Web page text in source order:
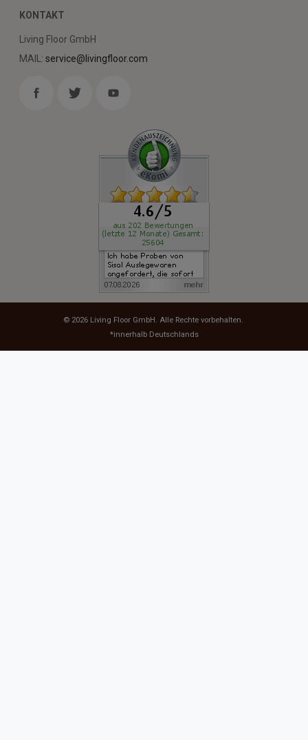
KONTAKT
Living Floor GmbH
MAIL: service@livingfloor.com
© 2026 Living Floor GmbH . Alle Rechte vorbehalten.
*innerhalb Deutschlands